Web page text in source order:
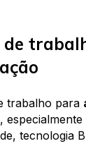
de
trabalho para
tecnologia